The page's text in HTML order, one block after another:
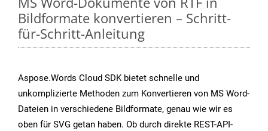
Bildformate konvertieren – Schritt-
für-Schritt-Anleitung
Aspose.Words Cloud SDK bietet schnelle und
unkomplizierte Methoden zum Konvertieren von MS Word-
Dateien in verschiedene Bildformate, genau wie wir es
oben für SVG getan haben. Ob durch direkte REST-API-